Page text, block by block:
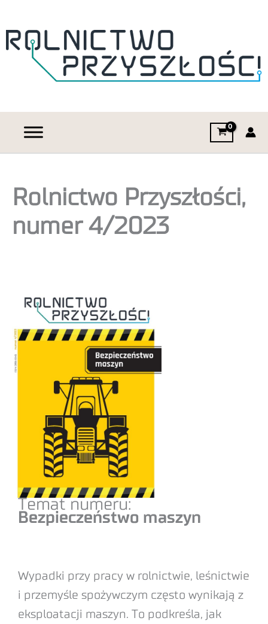
Rolnictwo Przyszłości,
numer 4/2023
Temat numeru:
Bezpieczeństwo maszyn
Wypadki przy pracy w rolnictwie, leśnictwie
i przemyśle spożywczym często wynikają z
eksploatacji maszyn. To podkreśla, jak